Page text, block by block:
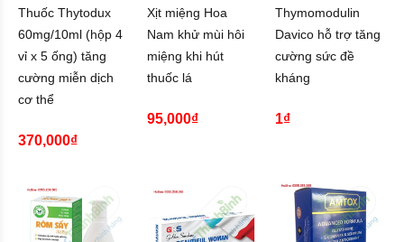
Thuốc Thytodux
60mg/10ml (hộp 4
vỉ x 5 ống) tăng
cường miễn dịch
cơ thể
370,000₫
Xịt miệng Hoa
Nam khử mùi hôi
miệng khi hút
thuốc lá
95,000₫
Thymomodulin
Davico hỗ trợ tăng
cường sức đề
kháng
1₫